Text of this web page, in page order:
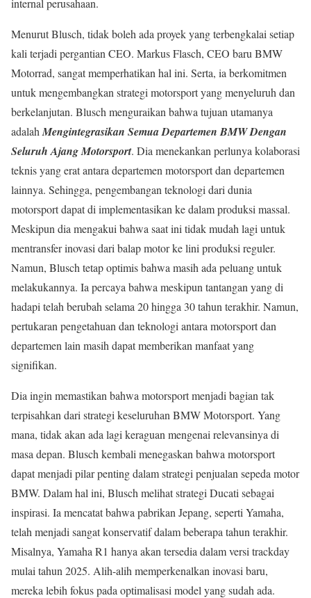
internal perusahaan.
Menurut Blusch, tidak boleh ada proyek yang terbengkalai setiap
kali terjadi pergantian CEO. Markus Flasch, CEO baru BMW
Motorrad, sangat memperhatikan hal ini. Serta, ia berkomitmen
untuk mengembangkan strategi motorsport yang menyeluruh dan
berkelanjutan. Blusch menguraikan bahwa tujuan utamanya
adalah Mengintegrasikan Semua Departemen BMW Dengan
Seluruh Ajang Motorsport. Dia menekankan perlunya kolaborasi
teknis yang erat antara departemen motorsport dan departemen
lainnya. Sehingga, pengembangan teknologi dari dunia
motorsport dapat di implementasikan ke dalam produksi massal.
Meskipun dia mengakui bahwa saat ini tidak mudah lagi untuk
mentransfer inovasi dari balap motor ke lini produksi reguler.
Namun, Blusch tetap optimis bahwa masih ada peluang untuk
melakukannya. Ia percaya bahwa meskipun tantangan yang di
hadapi telah berubah selama 20 hingga 30 tahun terakhir. Namun,
pertukaran pengetahuan dan teknologi antara motorsport dan
departemen lain masih dapat memberikan manfaat yang
signifikan.
Dia ingin memastikan bahwa motorsport menjadi bagian tak
terpisahkan dari strategi keseluruhan BMW Motorsport. Yang
mana, tidak akan ada lagi keraguan mengenai relevansinya di
masa depan. Blusch kembali menegaskan bahwa motorsport
dapat menjadi pilar penting dalam strategi penjualan sepeda motor
BMW. Dalam hal ini, Blusch melihat strategi Ducati sebagai
inspirasi. Ia mencatat bahwa pabrikan Jepang, seperti Yamaha,
telah menjadi sangat konservatif dalam beberapa tahun terakhir.
Misalnya, Yamaha R1 hanya akan tersedia dalam versi trackday
mulai tahun 2025. Alih-alih memperkenalkan inovasi baru,
mereka lebih fokus pada optimalisasi model yang sudah ada.